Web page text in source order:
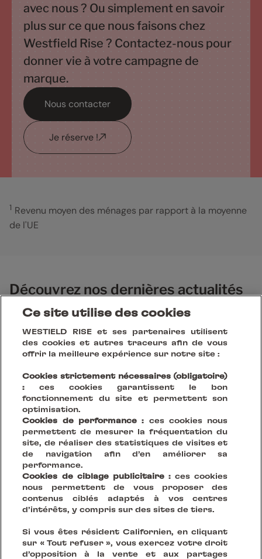
avec nous ? Ou simplement en savoir
plus sur ce que nous faisons chez
Westfield Rise ? Contactez-nous pour
donner vie à votre campagne de
marque.
Nous contacter
Je réserve !
1 Revenu moyen des ménages par rapport à la moyenne
de l'UE
Découvrez nos dernières actualités
et réalisations
Votre Vision, Notre Scène.
Créer des lieux durables qui réinventent le vivre
ensemble
Ce site utilise des cookies
WESTIELD RISE et ses partenaires utilisent
des cookies et autres traceurs afin de vous
offrir la meilleure expérience sur notre site :
Cookies strictement nécessaires (obligatoire)
: ces cookies garantissent le bon
fonctionnement du site et permettent son
optimisation.
Cookies de performance : ces cookies nous
permettent de mesurer la fréquentation du
site, de réaliser des statistiques de visites et
de navigation afin d’en améliorer sa
performance.
Cookies de ciblage publicitaire : ces cookies
nous permettent de vous proposer des
contenus ciblés adaptés à vos centres
d’intérêts, y compris sur des sites de tiers.
Si vous êtes résident Californien, en cliquant
sur « Tout refuser », vous exercez votre droit
d’opposition à la vente et aux partages